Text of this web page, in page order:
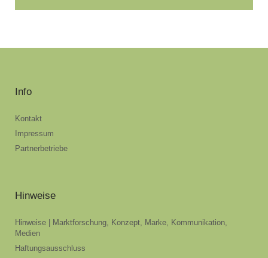
Info
Kontakt
Impressum
Partnerbetriebe
Hinweise
Hinweise | Marktforschung, Konzept, Marke, Kommunikation,
Medien
Haftungsausschluss